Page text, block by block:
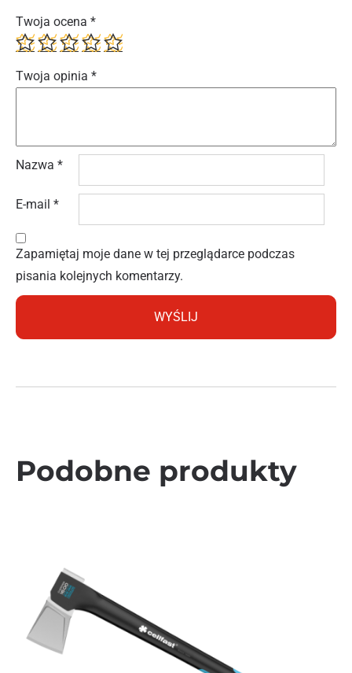
Twoja ocena *
Twoja opinia *
Nazwa *
E-mail *
Zapamiętaj moje dane w tej przeglądarce podczas
pisania kolejnych komentarzy.
Podobne produkty